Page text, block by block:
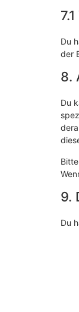
Du
der
8.
Du
9.
Du